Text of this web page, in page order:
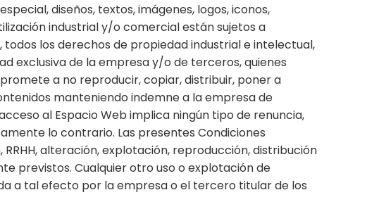
diseños, textos, imágenes, logos, iconos,
industrial y/o comercial están sujetos a
los derechos de propiedad industrial e intelectual,
exclusiva de la empresa y/o de terceros, quienes
a no reproducir, copiar, distribuir, poner a
manteniendo indemne a la empresa de
al Espacio Web implica ningún tipo de renuncia,
lo contrario. Las presentes Condiciones
alteración, explotación, reproducción, distribución
previstos. Cualquier otro uso o explotación de
a tal efecto por la empresa o el tercero titular de los